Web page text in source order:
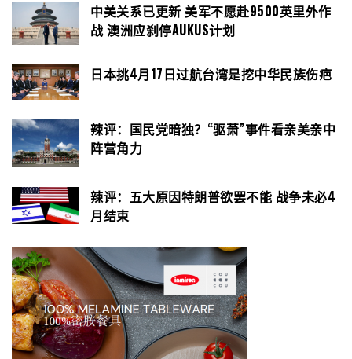
中美关系已更新 美军不愿赴9500英里外作
战 澳洲应刹停AUKUS计划
日本挑4月17日过航台湾是挖中华民族伤疤
辣评：国民党暗独？“驱萧”事件看亲美亲中
阵营角力
辣评：五大原因特朗普欲罢不能 战争未必4
月结束